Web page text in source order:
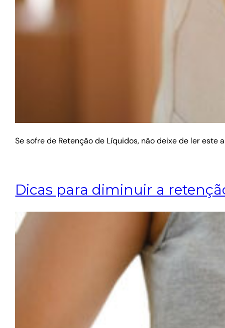
Se sofre de Retenção de Líquidos, não deixe de ler este
Dicas para diminuir a